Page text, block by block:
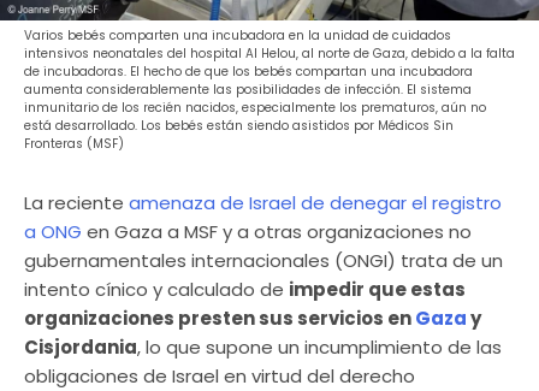
Varios bebés comparten una incubadora en la unidad de cuidados
intensivos neonatales del hospital Al Helou, al norte de Gaza, debido a la falta
de incubadoras. El hecho de que los bebés compartan una incubadora
aumenta considerablemente las posibilidades de infección. El sistema
inmunitario de los recién nacidos, especialmente los prematuros, aún no
está desarrollado. Los bebés están siendo asistidos por Médicos Sin
Fronteras (MSF)
La reciente amenaza de Israel de denegar el registro
a ONG en Gaza a MSF y a otras organizaciones no
gubernamentales internacionales (ONGI) trata de un
intento cínico y calculado de impedir que estas
organizaciones presten sus servicios enGazay
Cisjordania, lo que supone un incumplimiento de las
obligaciones de Israel en virtud del derecho